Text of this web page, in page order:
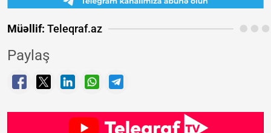
Müəllif: Teleqraf.az
Paylaş